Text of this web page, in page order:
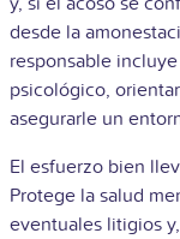
desde la
responsable
psicológico,
asegurarle un
El esfuerzo bien
Protege la salud
eventuales litigios